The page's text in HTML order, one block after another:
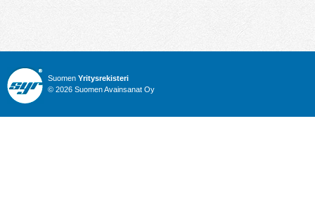
Suomen Yritysrekisteri
© 2026 Suomen Avainsanat Oy